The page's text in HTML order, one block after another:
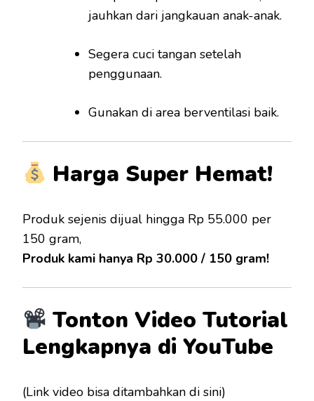
jauhkan dari jangkauan anak-anak.
Segera cuci tangan setelah
penggunaan.
Gunakan di area berventilasi baik.
Harga Super Hemat!
Produk sejenis dijual hingga Rp 55.000 per
150 gram,
Produk kami hanya Rp 30.000 / 150 gram!
Tonton Video Tutorial
Lengkapnya di YouTube
(Link video bisa ditambahkan di sini)